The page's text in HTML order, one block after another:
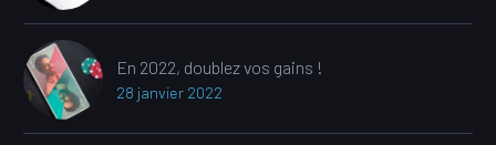
En 2022, doublez vos gains !
28 janvier 2022